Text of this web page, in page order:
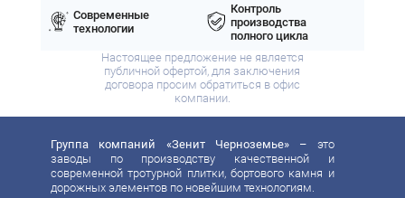
Современные
технологии
Контроль
производства
полного цикла
Настоящее предложение не является
публичной офертой, для заключения
договора просим обратиться в офис
компании.
Группа компаний «Зенит Черноземье»– это
заводы по производству качественной и
современной тротурной плитки, бортового камня и
дорожных элементов по новейшим технологиям.